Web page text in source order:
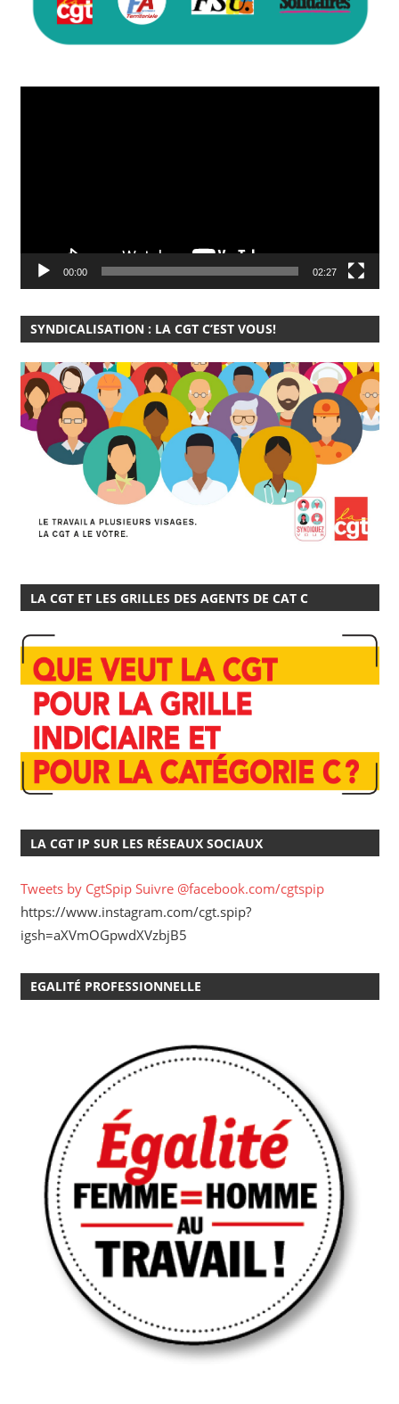
00:00 02:27
SYNDICALISATION : LA CGT C’EST VOUS!
LA CGT ET LES GRILLES DES AGENTS DE CAT C
LA CGT IP SUR LES RÉSEAUX SOCIAUX
Tweets by CgtSpip Suivre @facebook.com/cgtspip
https://www.instagram.com/cgt.spip?
igsh=aXVmOGpwdXVzbjB5
EGALITÉ PROFESSIONNELLE